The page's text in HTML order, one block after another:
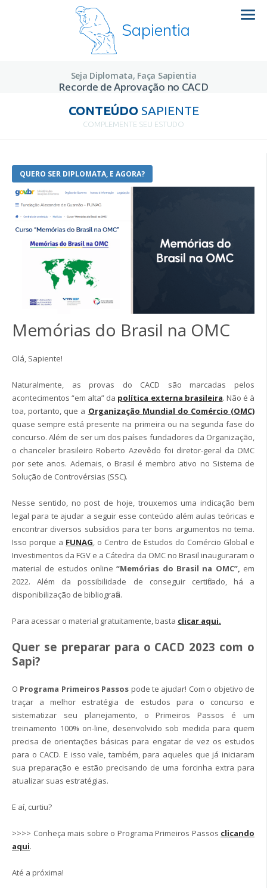
Sapientia
Seja Diplomata, Faça Sapientia
Recorde de Aprovação no CACD
CONTEÚDOSAPIENTE
COMPLEMENTE SEU ESTUDO
QUERO SER DIPLOMATA, E AGORA?
Memórias do Brasil na OMC
Olá, Sapiente!
Naturalmente, as provas do CACD são marcadas pelos
acontecimentos “em alta” da política externa brasileira. Não é à
toa, portanto, que a Organização Mundial do Comércio (OMC)
quase sempre está presente na primeira ou na segunda fase do
concurso. Além de ser um dos países fundadores da Organização,
o chanceler brasileiro Roberto Azevêdo foi diretor-geral da OMC
por sete anos. Ademais, o Brasil é membro ativo no Sistema de
Solução de Controvérsias (SSC).
Nesse sentido, no post de hoje, trouxemos uma indicação bem
legal para te ajudar a seguir esse conteúdo além aulas teóricas e
encontrar diversos subsídios para ter bons argumentos no tema.
Isso porque a FUNAG, o Centro de Estudos do Comércio Global e
Investimentos da FGV e a Cátedra da OMC no Brasil inauguraram o
material de estudos online“Memórias do Brasil na OMC”, em
2022. Além da possibilidade de conseguir certificado, há a
disponibilização de bibliografia.
Para acessar o material gratuitamente, basta clicar aqui.
Quer se preparar para o CACD 2023 com o
Sapi?
O Programa Primeiros Passos pode te ajudar! Com o objetivo de
traçar a melhor estratégia de estudos para o concurso e
sistematizar seu planejamento, o Primeiros Passos é um
treinamento 100% on-line, desenvolvido sob medida para quem
precisa de orientações básicas para engatar de vez os estudos
para o CACD. E isso vale, também, para aqueles que já iniciaram
sua preparação e estão precisando de uma forcinha extra para
atualizar suas estratégias.
E aí, curtiu?
>>>> Conheça mais sobre o Programa Primeiros Passos clicando
aqui.
Até a próxima!